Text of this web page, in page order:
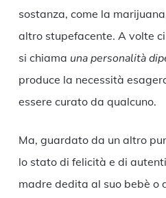
sostanza, come la
altro stupefacente. A volte
si chiama una personalità
produce la necessità
essere curato da qualcuno.
Ma, guardato da un altro
lo stato di felicità e di
madre dedita al suo bebè o